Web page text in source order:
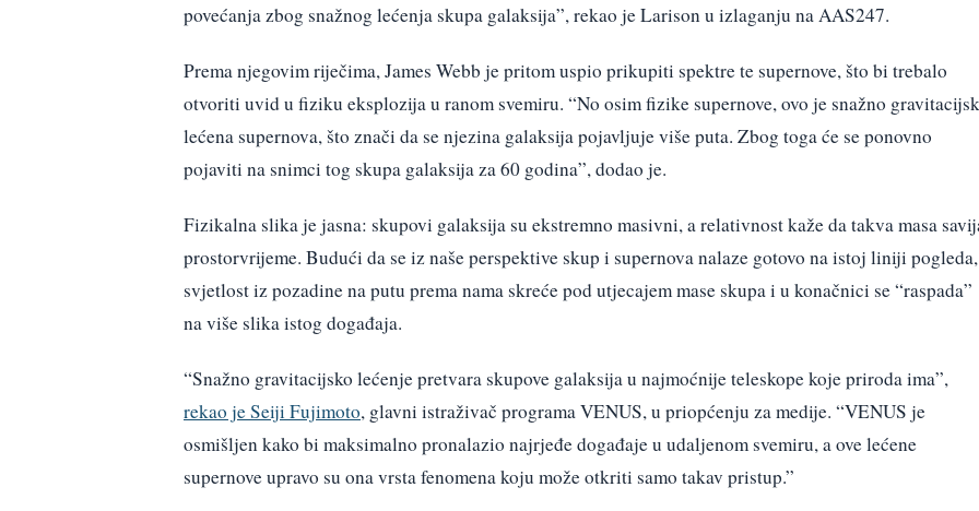
povećanja zbog snažnog lećenja skupa galaksija”, rekao je Larison u izlaganju na AAS247.
Prema njegovim riječima, James Webb je pritom uspio prikupiti spektre te supernove, što bi trebalo
otvoriti uvid u fiziku eksplozija u ranom svemiru. “No osim fizike supernove, ovo je snažno
lećena supernova, što znači da se njezina galaksija pojavljuje više puta. Zbog toga će se ponovno
pojaviti na snimci tog skupa galaksija za 60 godina”, dodao je.
Fizikalna slika je jasna: skupovi galaksija su ekstremno masivni, a relativnost kaže da takva masa
prostorvrijeme. Budući da se iz naše perspektive skup i supernova nalaze gotovo na istoj liniji pogleda,
svjetlost iz pozadine na putu prema nama skreće pod utjecajem mase skupa i u konačnici se “raspada”
na više slika istog događaja.
“Snažno gravitacijsko lećenje pretvara skupove galaksija u najmoćnije teleskope koje priroda ima”,
rekao je Seiji Fujimoto, glavni istraživač programa VENUS, u priopćenju za medije. “VENUS je
osmišljen kako bi maksimalno pronalazio najrjeđe događaje u udaljenom svemiru, a ove lećene
supernove upravo su ona vrsta fenomena koju može otkriti samo takav pristup.”